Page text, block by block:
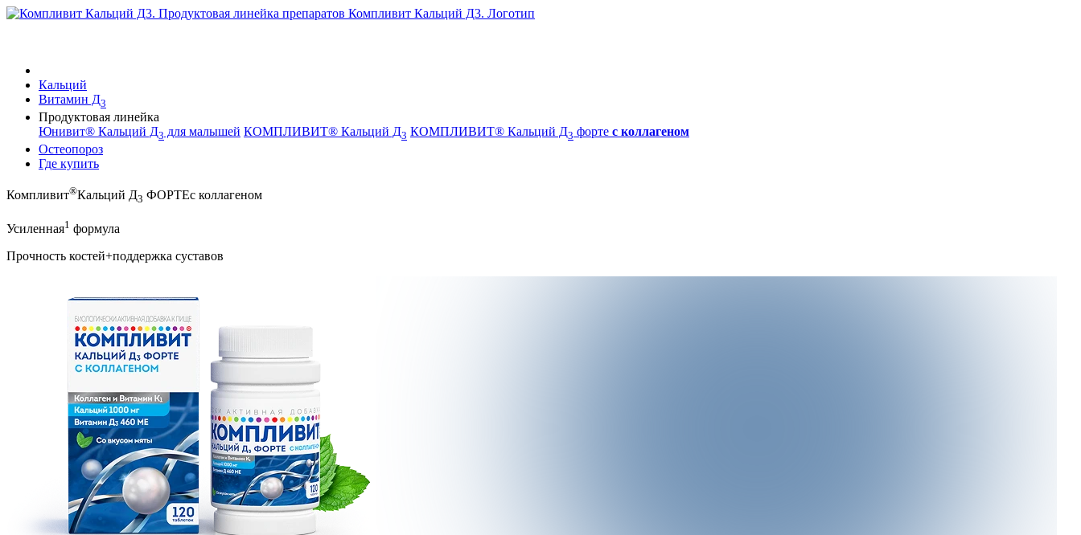
Кальций
Витамин Д3
Продуктовая линейка
Юнивит® Кальций Д3 для малышей КОМПЛИВИТ® Кальций Д3 КОМПЛИВИТ® Кальций Д3 форте с коллагеном
Остеопороз
Где купить
Компливит®Кальций Д3 ФОРТЕс коллагеном
Усиленная1 формула
Прочность костей+поддержка суставов